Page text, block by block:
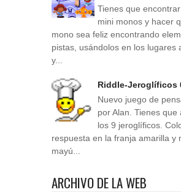
Tienes que
mini monos y hacer
mono sea feliz encontrando
pistas, usándolos en los lugares
y...
Riddle-Jeroglíficos
Nuevo juego de
por Alan. Tienes que
los 9 jeroglíficos.
respuesta en la franja amarilla y
mayú...
ARCHIVO DE LA WEB